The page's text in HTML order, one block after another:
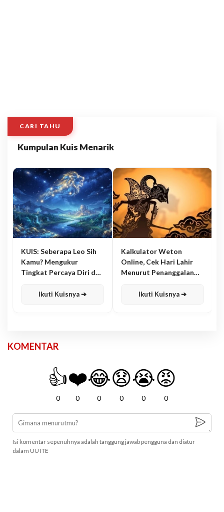
CARI TAHU
Kumpulan Kuis Menarik
KUIS: Seberapa Leo Sih
Kamu? Mengukur
Tingkat Percaya Diri dan
Ikuti Kuisnya ➔
Kalkulator Weton
Online, Cek Hari Lahir
Menurut Penanggalan
Ikuti Kuisnya ➔
KOMENTAR
👍
0
❤️
0
😂
0
😧
0
😭
0
😡
0
Isi komentar sepenuhnya adalah tanggung jawab pengguna dan diatur
dalam UU ITE